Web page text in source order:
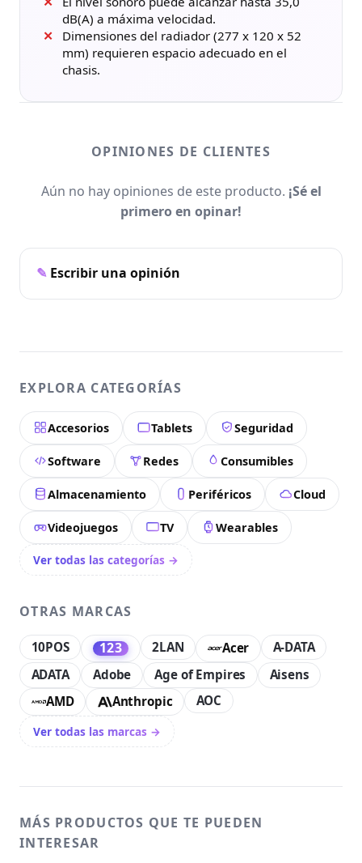
dB(A) a máxima velocidad.
Dimensiones del radiador (277 x 120 x 52
mm) requieren espacio adecuado en el
chasis.
OPINIONES DE CLIENTES
Aún no hay opiniones de este producto. ¡Sé el
primero en opinar!
Escribir una opinión
EXPLORA CATEGORÍAS
Accesorios Tablets Seguridad
Software Redes Consumibles
Almacenamiento Periféricos Cloud
Videojuegos TV Wearables
Ver todas las categorías →
OTRAS MARCAS
10POS 123 2LAN Acer
A-DATA
ADATA
Adobe Age of Empires
Aisens
AMD
Anthropic AOC
Ver todas las marcas →
MÁS PRODUCTOS QUE TE PUEDEN
INTERESAR